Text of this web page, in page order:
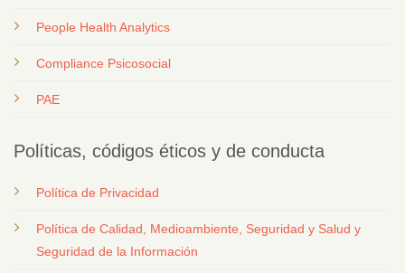
People Health Analytics
Compliance Psicosocial
PAE
Políticas, códigos éticos y de conducta
Política de Privacidad
Política de Calidad, Medioambiente, Seguridad y Salud y
Seguridad de la Información